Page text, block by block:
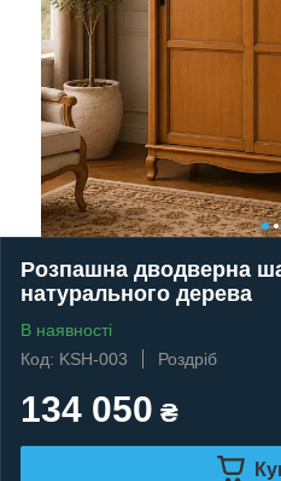
Розпашна дводверна
натурального дерева
В наявності
Код: KSH-003
Роздріб
134 050 ₴